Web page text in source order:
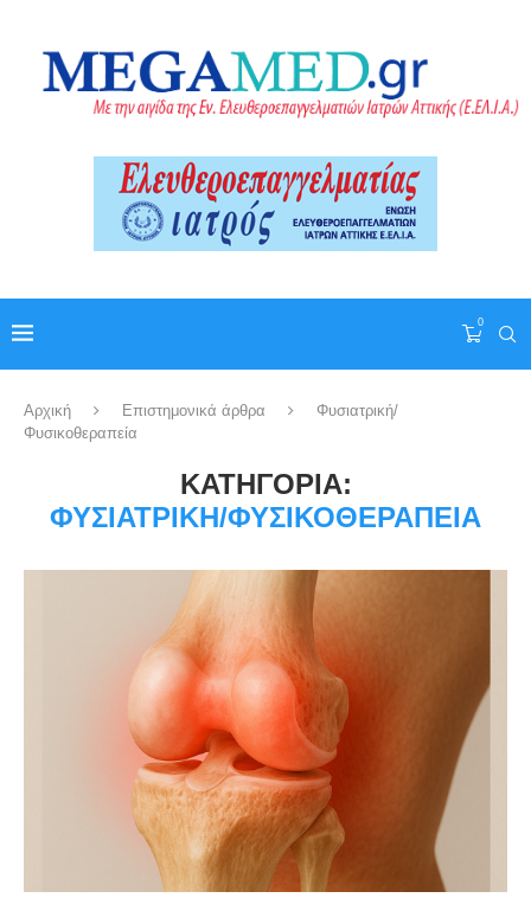
0
Αρχική Επιστημονικά άρθρα
Φυσιατρική/
Φυσικοθεραπεία
ΚΑΤΗΓΟΡΊΑ:
ΦΥΣΙΑΤΡΙΚΉ/ΦΥΣΙΚΟΘΕΡΑΠΕΊΑ